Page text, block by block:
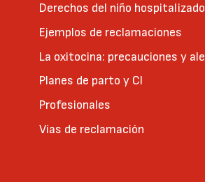
Derechos del niño hospitalizado
Ejemplos de reclamaciones
La oxitocina: precauciones y
Planes de parto y CI
Profesionales
Vías de reclamación